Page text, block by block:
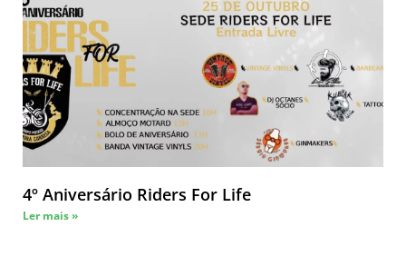
4º Aniversário Riders For Life
Ler mais »